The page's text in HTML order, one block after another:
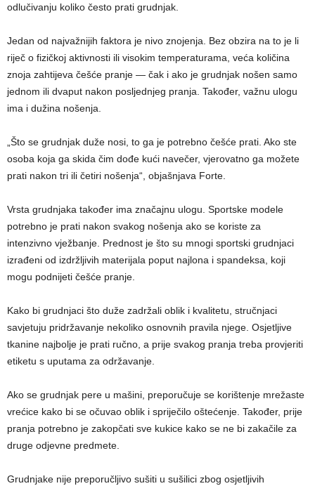
odlučivanju koliko često prati grudnjak.
Jedan od najvažnijih faktora je nivo znojenja. Bez obzira na to je li
riječ o fizičkoj aktivnosti ili visokim temperaturama, veća količina
znoja zahtijeva češće pranje — čak i ako je grudnjak nošen samo
jednom ili dvaput nakon posljednjeg pranja. Također, važnu ulogu
ima i dužina nošenja.
„Što se grudnjak duže nosi, to ga je potrebno češće prati. Ako ste
osoba koja ga skida čim dođe kući navečer, vjerovatno ga možete
prati nakon tri ili četiri nošenja“, objašnjava Forte.
Vrsta grudnjaka također ima značajnu ulogu. Sportske modele
potrebno je prati nakon svakog nošenja ako se koriste za
intenzivno vježbanje. Prednost je što su mnogi sportski grudnjaci
izrađeni od izdržljivih materijala poput najlona i spandeksa, koji
mogu podnijeti češće pranje.
Kako bi grudnjaci što duže zadržali oblik i kvalitetu, stručnjaci
savjetuju pridržavanje nekoliko osnovnih pravila njege. Osjetljive
tkanine najbolje je prati ručno, a prije svakog pranja treba provjeriti
etiketu s uputama za održavanje.
Ako se grudnjak pere u mašini, preporučuje se korištenje mrežaste
vrećice kako bi se očuvao oblik i spriječilo oštećenje. Također, prije
pranja potrebno je zakopčati sve kukice kako se ne bi zakačile za
druge odjevne predmete.
Grudnjake nije preporučljivo sušiti u sušilici zbog osjetljivih